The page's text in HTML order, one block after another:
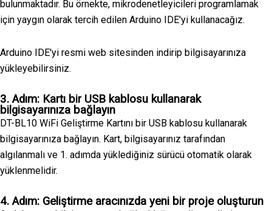
bulunmaktadır. Bu örnekte, mikrodenetleyicileri programlamak
için yaygın olarak tercih edilen Arduino IDE'yi kullanacağız.
Arduino IDE'yi resmi web sitesinden indirip bilgisayarınıza
yükleyebilirsiniz.
3. Adım: Kartı bir USB kablosu kullanarak
bilgisayarınıza bağlayın
DT-BL10 WiFi Geliştirme Kartını bir USB kablosu kullanarak
bilgisayarınıza bağlayın. Kart, bilgisayarınız tarafından
algılanmalı ve 1. adımda yüklediğiniz sürücü otomatik olarak
yüklenmelidir.
4. Adım: Geliştirme aracınızda yeni bir proje oluşturun